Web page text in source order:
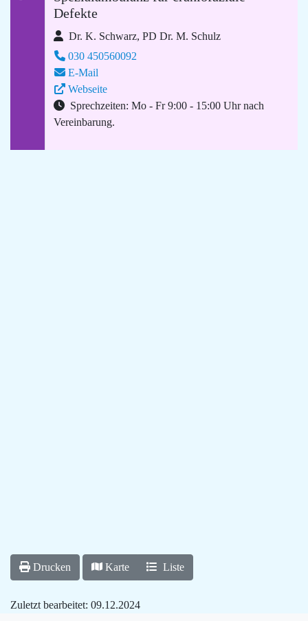
Defekte
Dr. K. Schwarz, PD Dr. M. Schulz
030 450560092
E-Mail
Webseite
Sprechzeiten: Mo - Fr 9:00 - 15:00 Uhr nach
Vereinbarung.
Drucken Karte Liste
Zuletzt bearbeitet: 09.12.2024